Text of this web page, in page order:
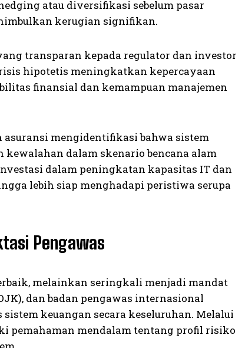
atau diversifikasi sebelum pasar
kerugian signifikan.
transparan kepada regulator dan investor
hipotetis meningkatkan kepercayaan
finansial dan kemampuan manajemen
asuransi mengidentifikasi bahwa sistem
kewalahan dalam skenario bencana alam
dalam peningkatan kapasitas IT dan
lebih siap menghadapi peristiwa serupa
Pengawas
melainkan seringkali menjadi mandat
dan badan pengawas internasional
keuangan secara keseluruhan. Melalui
pemahaman mendalam tentang profil risiko